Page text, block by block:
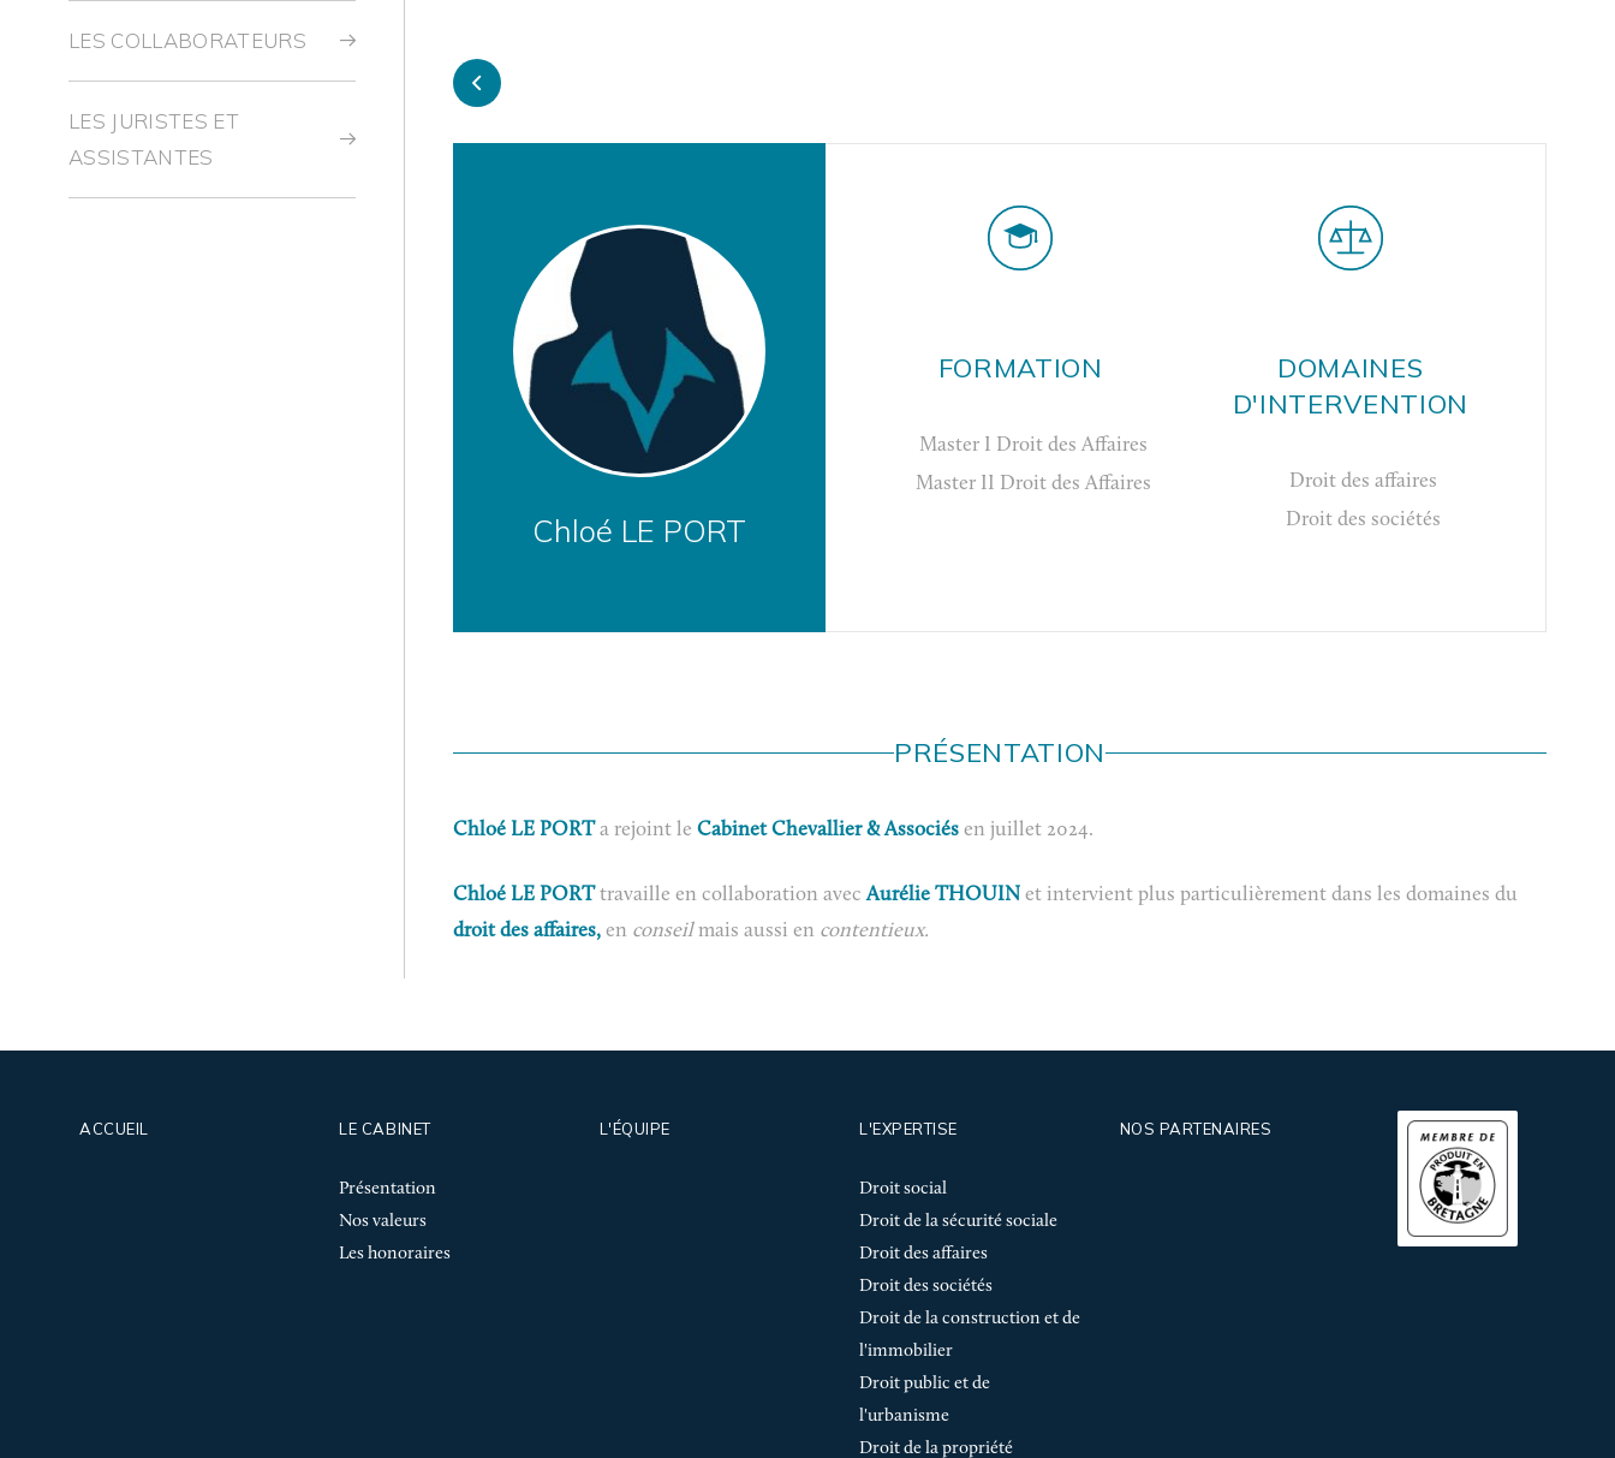
LES COLLABORATEURS
LES JURISTES ET
ASSISTANTES
Chloé LE PORT
FORMATION
Master I Droit des Affaires
Master II Droit des Affaires
DOMAINES
D'INTERVENTION
Droit des affaires
Droit des sociétés
PRÉSENTATION
Chloé LE PORTa rejoint le Cabinet Chevallier & Associés en juillet 2024.
Chloé LE PORTtravaille en collaboration avecAurélie THOUIN et intervient plus particulièrement dans les domaines du
droit des affaires, en conseilmais aussi en contentieux.
ACCUEIL LE CABINET
Présentation
Nos valeurs
Les honoraires
L'ÉQUIPE L'EXPERTISE
Droit social
Droit de la sécurité sociale
Droit des affaires
Droit des sociétés
Droit de la construction et de
l'immobilier
Droit public et de
l'urbanisme
Droit de la propriété
NOS PARTENAIRES